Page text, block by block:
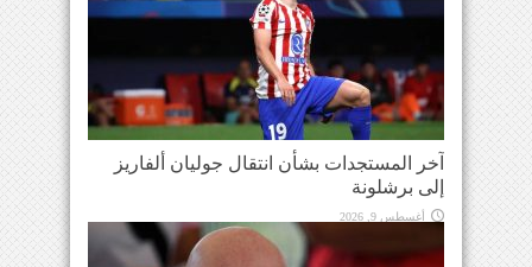
آخر المستجدات بشأن انتقال جوليان ألفاريز
إلى برشلونة
أغسطس 9, 2026